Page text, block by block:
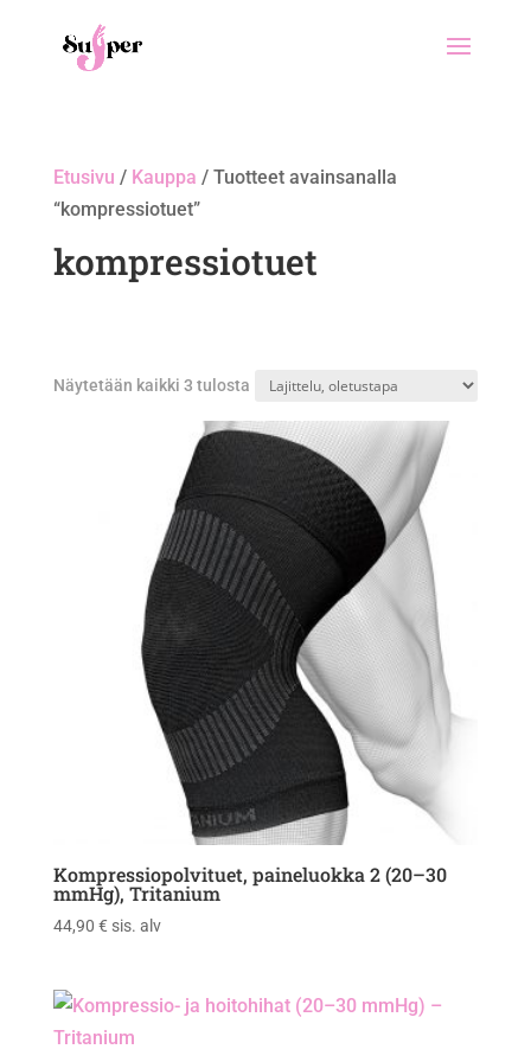
Etusivu / Kauppa / Tuotteet avainsanalla
“kompressiotuet”
kompressiotuet
Näytetään kaikki 3 tulosta
Kompressiopolvituet, paineluokka 2 (20–30
mmHg), Tritanium
44,90 € sis. alv